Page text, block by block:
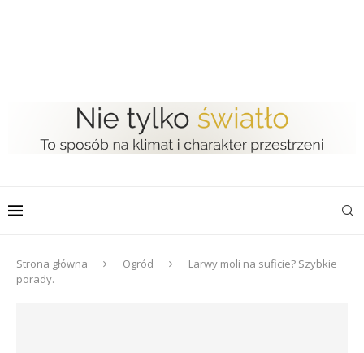
Strona główna Ogród
Larwy moli na suficie? Szybkie
porady.